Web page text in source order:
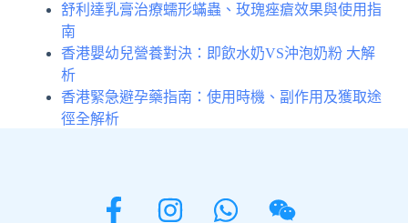
舒利達乳膏治療蠕形蟎蟲、玫瑰痤瘡效果與使用指
南
香港嬰幼兒營養對決：即飲水奶VS沖泡奶粉 大解
析
香港緊急避孕藥指南：使用時機、副作用及獲取途
徑全解析